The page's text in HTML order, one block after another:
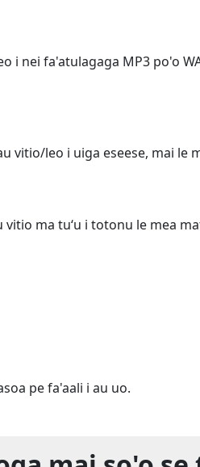
i nei fa'atulagaga MP3 po'o
vitio/leo i uiga eseese, mai le
ma tuʻu i totonu le mea
pe fa'aali i au uo.